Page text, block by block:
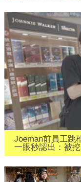
Joeman前員工跳
一眼秒認出：被